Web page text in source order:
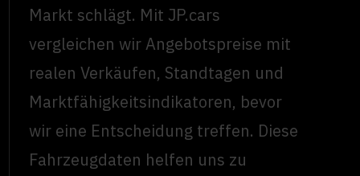
Markt schlägt. Mit JP.cars
vergleichen wir Angebotspreise mit
realen Verkäufen, Standtagen und
Marktfähigkeitsindikatoren, bevor
wir eine Entscheidung treffen. Diese
Fahrzeugdaten helfen uns zu